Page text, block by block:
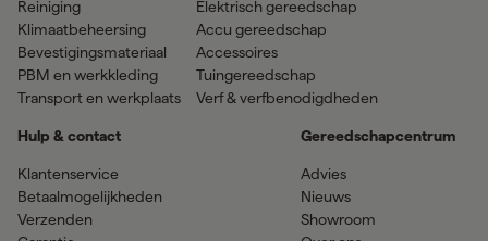
Reiniging
Klimaatbeheersing
Bevestigingsmateriaal
PBM en werkkleding
Transport en werkplaats
Elektrisch gereedschap
Accu gereedschap
Accessoires
Tuingereedschap
Verf & verfbenodigdheden
Hulp & contact
Klantenservice
Betaalmogelijkheden
Verzenden
Gereedschapcentrum
Advies
Nieuws
Showroom